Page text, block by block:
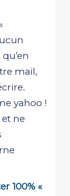
mail,
yahoo !
ne
100% «